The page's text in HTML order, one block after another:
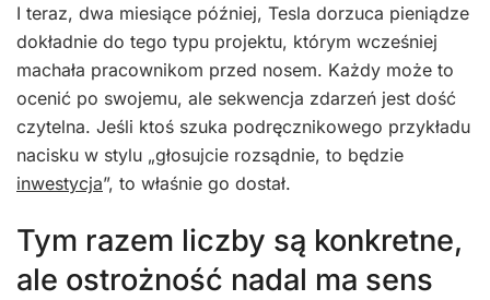
I teraz, dwa miesiące później, Tesla dorzuca pieniądze
dokładnie do tego typu projektu, którym wcześniej
machała pracownikom przed nosem. Każdy może to
ocenić po swojemu, ale sekwencja zdarzeń jest dość
czytelna. Jeśli ktoś szuka podręcznikowego przykładu
nacisku w stylu „głosujcie rozsądnie, to będzie
inwestycja”, to właśnie go dostał.
Tym razem liczby są konkretne,
ale ostrożność nadal ma sens